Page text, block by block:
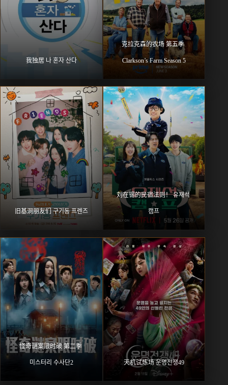
我独居 나 혼자 산다
克拉克森的农场 第五季
Clarkson’s Farm Season 5
旧基洞朋友们 구기동 프렌즈
刘在锡的民宿法则！ 유재석
캠프
怪奇谜案限时破 第二季
미스터리 수사단2 天机试炼场 운명전쟁49